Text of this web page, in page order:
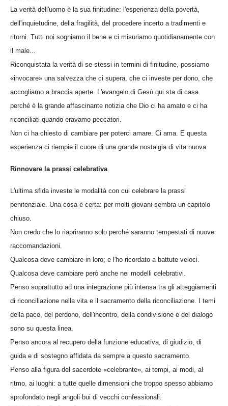
La verità dell'uomo è la sua finitudine: l'esperienza della povertà,
dell'inquietudine, della fragilità, del procedere incerto a tradimenti e
ritorni. Tutti noi sogniamo il bene e ci misuriamo quotidianamente con
il male...
Riconquistata la verità di se stessi in termini di finitudine, possiamo
«invocare» una salvezza che ci supera, che ci investe per dono, che
accogliamo a braccia aperte. L'evangelo di Gesù qui sta di casa
perché è la grande affascinante notizia che Dio ci ha amato e ci ha
riconciliati quando eravamo peccatori.
Non ci ha chiesto di cambiare per poterci amare. Ci ama. E questa
esperienza ci riempie il cuore di una grande nostalgia di vita nuova.
Rinnovare la prassi celebrativa
L'ultima sfida investe le modalità con cui celebrare la prassi
penitenziale. Una cosa è certa: per molti giovani sembra un capitolo
chiuso.
Non credo che lo riapriranno solo perché saranno tempestati di nuove
raccomandazioni.
Qualcosa deve cambiare in loro; e l'ho ricordato a battute veloci.
Qualcosa deve cambiare però anche nei modelli celebrativi.
Penso soprattutto ad una integrazione più intensa tra gli atteggiamenti
di riconciliazione nella vita e il sacramento della riconciliazione. I temi
della pace, del perdono, dell'incontro, della condivisione e del dialogo
sono su questa linea.
Penso ancora al recupero della funzione educativa, di giudizio, di
guida e di sostegno affidata da sempre a questo sacramento.
Penso alla figura del sacerdote «celebrante», ai tempi, ai modi, al
ritmo, ai luoghi: a tutte quelle dimensioni che troppo spesso abbiamo
sprofondato negli angoli bui di vecchi confessionali.